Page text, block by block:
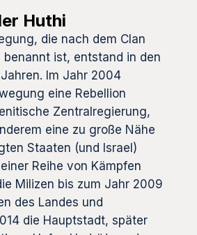
Huthi
die nach dem Clan
benannt ist, entstand in den
Im Jahr 2004
eine Rebellion
Zentralregierung,
eine zu große Nähe
Staaten (und Israel)
Reihe von Kämpfen
Milizen bis zum Jahr 2009
des Landes und
die Hauptstadt, später